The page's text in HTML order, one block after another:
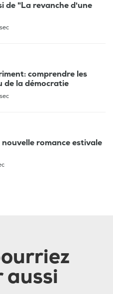
de "La revanche d'une
comprendre les
de la démocratie
romance estivale
aussi